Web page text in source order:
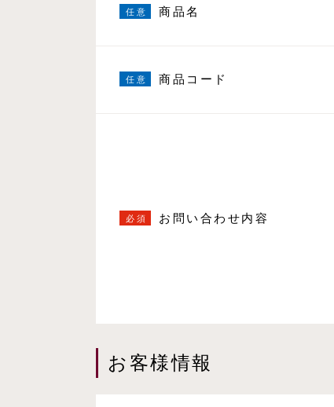
商品名
商品コード
お問い合わせ内容
お客様情報